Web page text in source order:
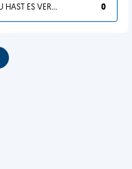
DU HAST ES VERDIENT 0